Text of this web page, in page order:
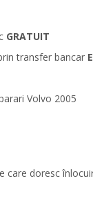
GRATUIT
transfer bancar
Volvo 2005
care doresc